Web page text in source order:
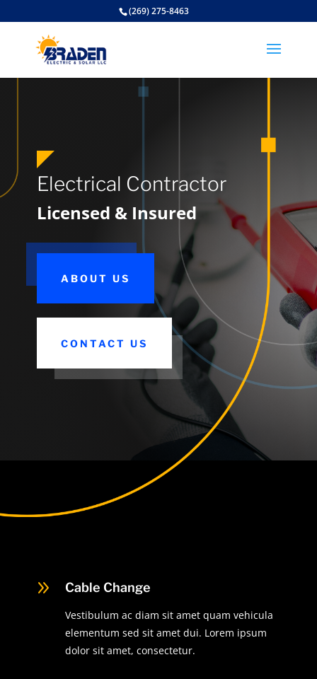
google-site-verification: google5d358509c0744b32.html
(269) 275-8463
Electrical Contractor
Licensed & Insured
ABOUT US
CONTACT US
9 Cable Change
Vestibulum ac diam sit amet quam vehicula
elementum sed sit amet dui. Lorem ipsum
dolor sit amet, consectetur.